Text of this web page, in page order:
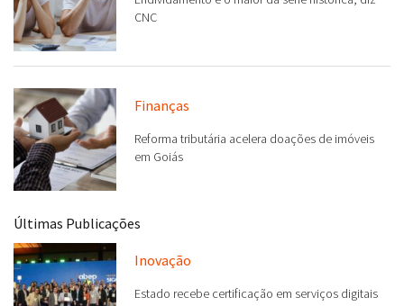
Reforma tributária acelera doações de imóveis
Últimas Publicações
Inovação
Estado recebe certificação em serviços digitais